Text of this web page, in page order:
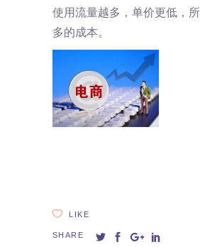
使用流量越多，单价更低，
多的成本。
LIKE
SHARE